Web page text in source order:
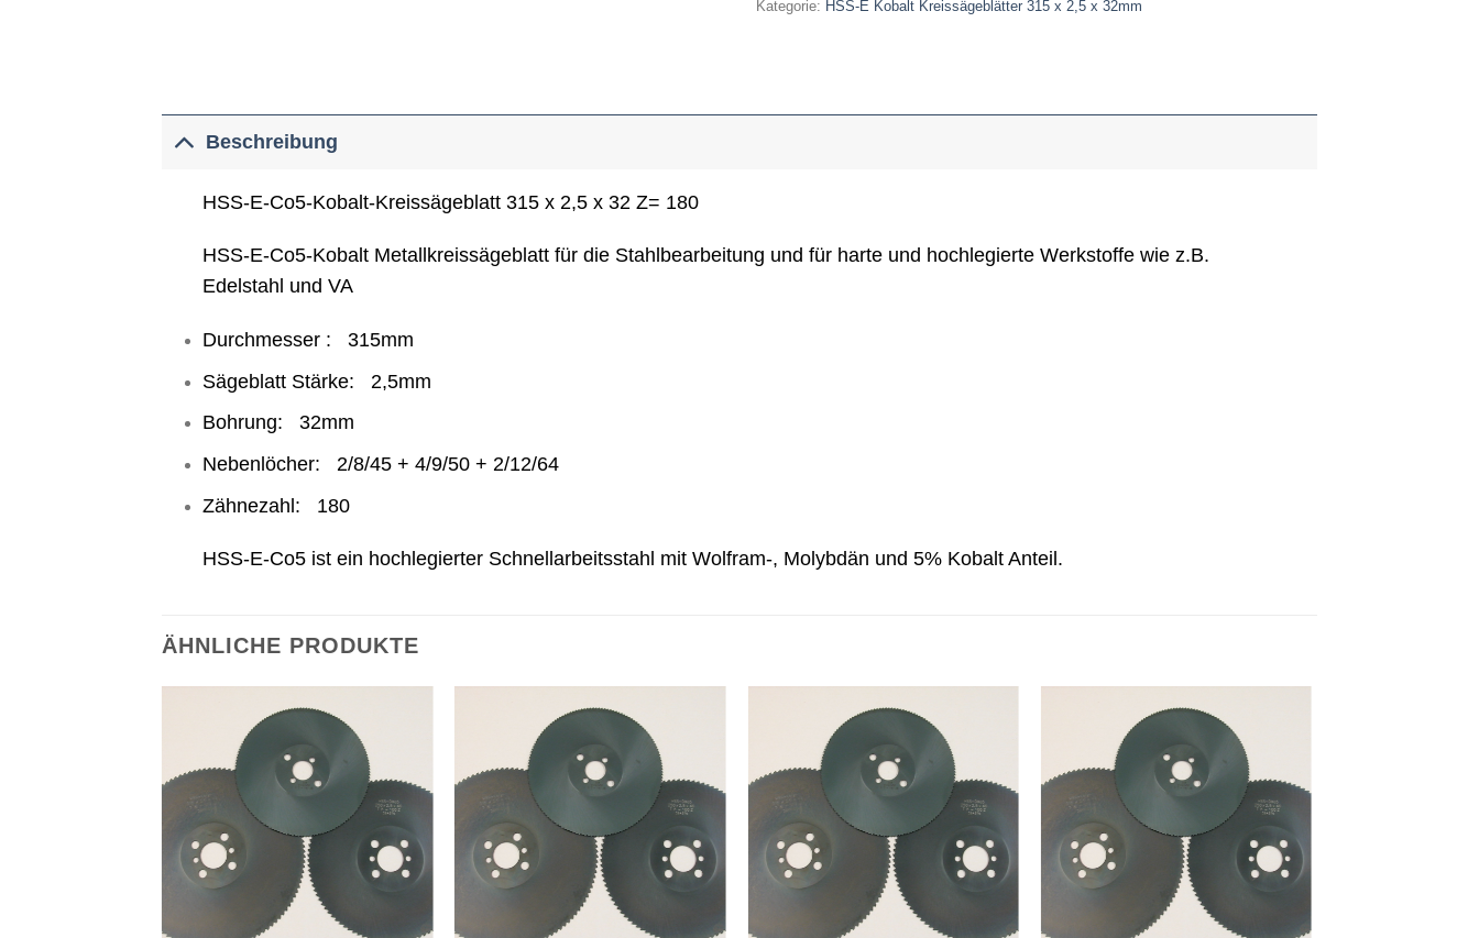
Kategorie: HSS-E Kobalt Kreissägeblätter 315 x 2,5 x 32mm
Beschreibung
HSS-E-Co5-Kobalt-Kreissägeblatt 315 x 2,5 x 32 Z= 180
HSS-E-Co5-Kobalt Metallkreissägeblatt für die Stahlbearbeitung und für harte und hochlegierte Werkstoffe wie z.B.
Edelstahl und VA
Durchmesser : 315mm
Sägeblatt Stärke: 2,5mm
Bohrung: 32mm
Nebenlöcher: 2/8/45 + 4/9/50 + 2/12/64
Zähnezahl: 180
HSS-E-Co5 ist ein hochlegierter Schnellarbeitsstahl mit Wolfram-, Molybdän und 5% Kobalt Anteil.
ÄHNLICHE PRODUKTE
Meine
Sägen
hinzufügen
Meine
Sägen
hinzufügen
Meine
Sägen
hinzufügen
Meine
Sägen
hinzufügen